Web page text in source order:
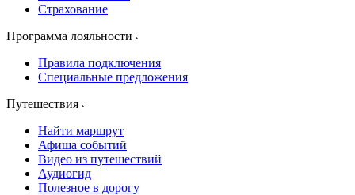
Страхование
Программа лояльности
Правила подключения
Специальные предложения
Путешествия
Найти маршрут
Афиша событий
Видео из путешествий
Аудиогид
Полезное в дорогу